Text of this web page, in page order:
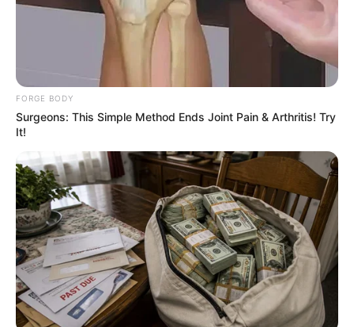
ไพ่ประจำวันของท่าน คือ ไพ่ตกต่ำ
โชคลาภจะมาจากขอทาน หรือแผงลอตเตอรี่หน้า
วันนี้รู้สึกเศร้า ผิดหวังกับสิ่งรอบข้าง ใครทำงาน
ส่วนตัวได้เวลาทบทวนจะไปต่อหรือพอแค่นี้ งานโดย
ทั่วไปรู้สึกเบื่อหน่าย ไม่มีแรงผลักดันในการทำงาน
เริ่มไม่พอใช้ มีแต่รายจ่าย
ยามมงคลความสำเร็จ ทรัพย์ ลาภยศ
ก่อเกิด
เวลา 06.00-8.24 น. และ 10.49-13.12 น.
FORGE BODY
Surgeons: This Simple Method Ends Joint Pain & Arthritis! Try
It!